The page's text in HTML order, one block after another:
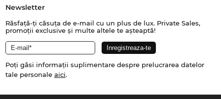
Newsletter
Răsfață-ți căsuța de e-mail cu un plus de lux. Private Sales,
promoții exclusive și multe altele te așteaptă!
Poți găsi informații suplimentare despre prelucrarea datelor
tale personale aici.